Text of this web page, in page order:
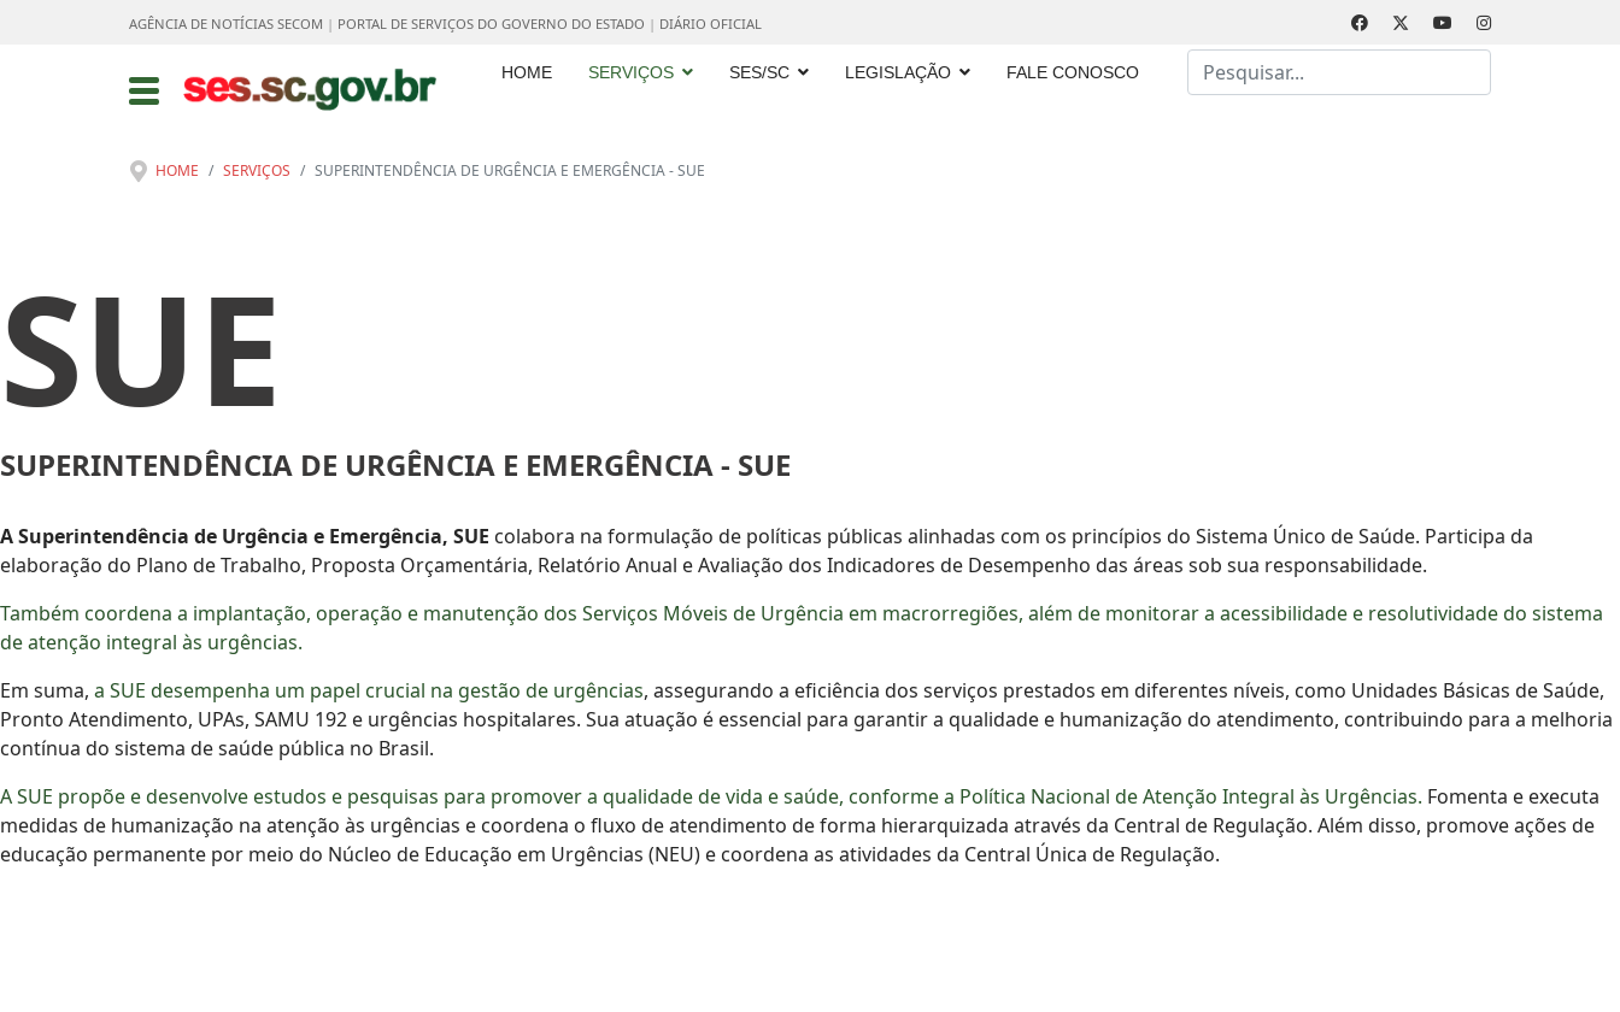
AGÊNCIA DE NOTÍCIAS SECOM | PORTAL DE SERVIÇOS DO GOVERNO DO ESTADO | DIÁRIO OFICIAL
HOME SERVIÇOS SES/SC LEGISLAÇÃO FALE CONOSCO
Busca
HOME SERVIÇOS SUPERINTENDÊNCIA DE URGÊNCIA E EMERGÊNCIA - SUE
SUE
SUPERINTENDÊNCIA DE URGÊNCIA E EMERGÊNCIA - SUE
A Superintendência de Urgência e Emergência, SUE colabora na formulação de políticas públicas alinhadas com os princípios do Sistema Único de Saúde. Participa da
elaboração do Plano de Trabalho, Proposta Orçamentária, Relatório Anual e Avaliação dos Indicadores de Desempenho das áreas sob sua responsabilidade.
Também coordena a implantação, operação e manutenção dos Serviços Móveis de Urgência em macrorregiões, além de monitorar a acessibilidade e resolutividade do sistema
de atenção integral às urgências.
Em suma, a SUE desempenha um papel crucial na gestão de urgências, assegurando a eficiência dos serviços prestados em diferentes níveis, como Unidades Básicas de Saúde,
Pronto Atendimento, UPAs, SAMU 192 e urgências hospitalares. Sua atuação é essencial para garantir a qualidade e humanização do atendimento, contribuindo para a melhoria
contínua do sistema de saúde pública no Brasil.
A SUE propõe e desenvolve estudos e pesquisas para promover a qualidade de vida e saúde, conforme a Política Nacional de Atenção Integral às Urgências. Fomenta e executa
medidas de humanização na atenção às urgências e coordena o fluxo de atendimento de forma hierarquizada através da Central de Regulação. Além disso, promove ações de
educação permanente por meio do Núcleo de Educação em Urgências (NEU) e coordena as atividades da Central Única de Regulação.